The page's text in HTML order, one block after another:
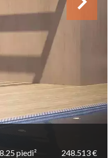
piedi² 248.513 €